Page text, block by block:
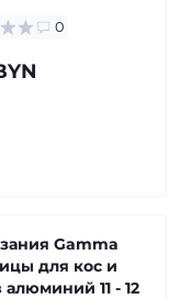
0
Gamma
для кос и
алюминий 11 - 12